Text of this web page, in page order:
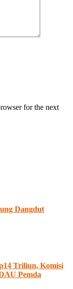
for the next
Dangdut
Triliun, Komisi
Pemda